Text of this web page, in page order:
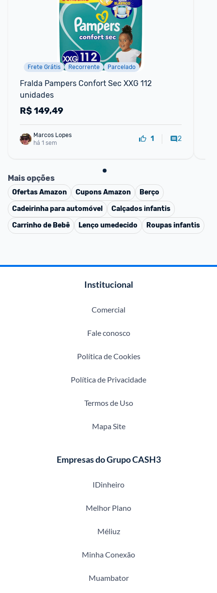
Frete Grátis Recorrente Parcelado
Fralda Pampers Confort Sec XXG 112
unidades
R$149,49
Marcos Lopes
há 1 sem
1 2
Mais opções
OfertasAmazon CuponsAmazon
Berço
Cadeirinha para automóvel
Calçados infantis
Carrinho de Bebê
Lenço umedecido Roupas infantis
Institucional
Comercial
Fale conosco
Política de Cookies
Política de Privacidade
Termos de Uso
Mapa Site
Empresas do Grupo CASH3
IDinheiro
Melhor Plano
Méliuz
Minha Conexão
Muambator